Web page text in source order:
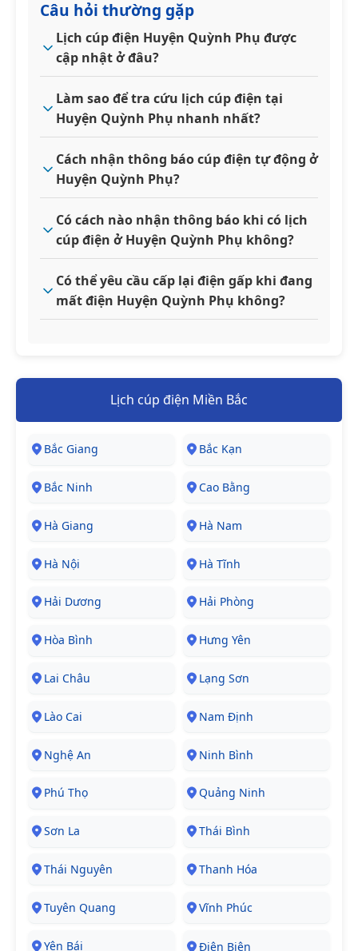
Câu hỏi thường gặp
Lịch cúp điện Huyện Quỳnh Phụ được
cập nhật ở đâu?
Làm sao để tra cứu lịch cúp điện tại
Huyện Quỳnh Phụ nhanh nhất?
Cách nhận thông báo cúp điện tự động ở
Huyện Quỳnh Phụ?
Có cách nào nhận thông báo khi có lịch
cúp điện ở Huyện Quỳnh Phụ không?
Có thể yêu cầu cấp lại điện gấp khi đang
mất điện Huyện Quỳnh Phụ không?
Lịch cúp điện Miền Bắc
Bắc Giang Bắc Kạn
Bắc Ninh Cao Bằng
Hà Giang Hà Nam
Hà Nội Hà Tĩnh
Hải Dương Hải Phòng
Hòa Bình Hưng Yên
Lai Châu Lạng Sơn
Lào Cai Nam Định
Nghệ An Ninh Bình
Phú Thọ Quảng Ninh
Sơn La Thái Bình
Thái Nguyên Thanh Hóa
Tuyên Quang Vĩnh Phúc
Yên Bái Điện Biên